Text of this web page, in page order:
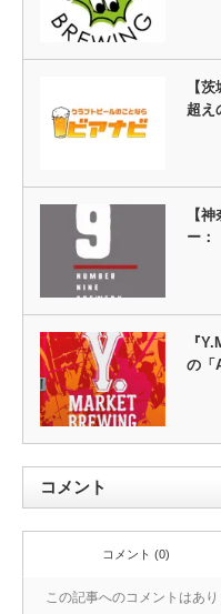
【
超え
【
ー：
『
の
コメント
コメント (0)
この記事へのコメントはあり